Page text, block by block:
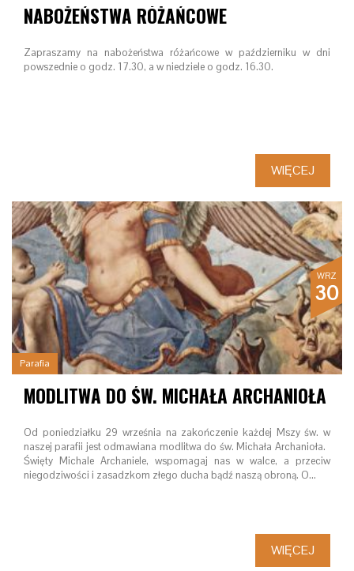
NABOŻEŃSTWA RÓŻAŃCOWE
Zapraszamy na nabożeństwa różańcowe w październiku w dni
powszednie o godz. 17.30, a w niedziele o godz. 16.30.
WIĘCEJ
WRZ
30
Parafia
MODLITWA DO ŚW. MICHAŁA ARCHANIOŁA
Od poniedziałku 29 września na zakończenie każdej Mszy św. w
naszej parafii jest odmawiana modlitwa do św. Michała Archanioła.
Święty Michale Archaniele, wspomagaj nas w walce, a przeciw
niegodziwości i zasadzkom złego ducha bądź naszą obroną. O…
WIĘCEJ